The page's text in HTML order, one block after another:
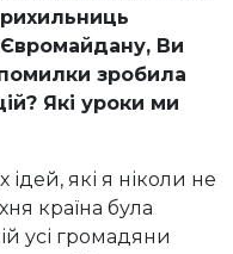
Євромайдану, Ви
зробила
Які уроки ми
які я ніколи не
країна була
усі громадяни